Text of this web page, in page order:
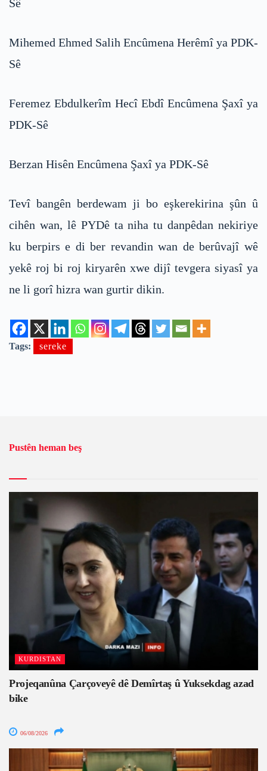
Sê
Mihemed Ehmed Salih Encûmena Herêmî ya PDK-
Sê
Feremez Ebdulkerîm Hecî Ebdî Encûmena Şaxî ya
PDK-Sê
Berzan Hisên Encûmena Şaxî ya PDK-Sê
Tevî bangên berdewam ji bo eşkerekirina şûn û
cihên wan, lê PYDê ta niha tu danpêdan nekiriye
ku berpirs e di ber revandin wan de berûvajî wê
yekê roj bi roj kiryarên xwe dijî tevgera siyasî ya
ne li gorî hizra wan gurtir dikin.
Tags: sereke
Pustên heman beş
KURDISTAN
Projeqanûna Çarçoveyê dê Demîrtaş û Yuksekdag azad
bike
06/08/2026